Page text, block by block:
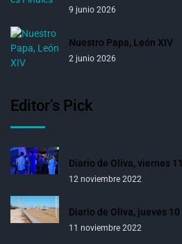
9 junio 2026
Nuestro Papa, León XIV
2 junio 2026
Editor’s Pick
Diario de Oliva, viernes 11
12 noviembre 2022
Diario de Oliva, jueves 10
11 noviembre 2022